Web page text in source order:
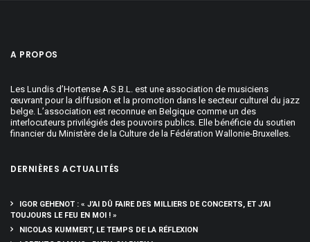
A PROPOS
Les Lundis d’Hortense A.S.B.L. est une association de musiciens
œuvrant pour la diffusion et la promotion dans le secteur culturel du jazz
belge. L’association est reconnue en Belgique comme un des
interlocuteurs privilégiés des pouvoirs publics. Elle bénéficie du soutien
financier du Ministère de la Culture de la Fédération Wallonie-Bruxelles.
DERNIÈRES ACTUALITÉS
IGOR GEHENOT : « J’AI DÛ FAIRE DES MILLIERS DE CONCERTS, ET J’AI
TOUJOURS LE FEU EN MOI ! »
NICOLAS KUMMERT, LE TEMPS DE LA RÉFLEXION